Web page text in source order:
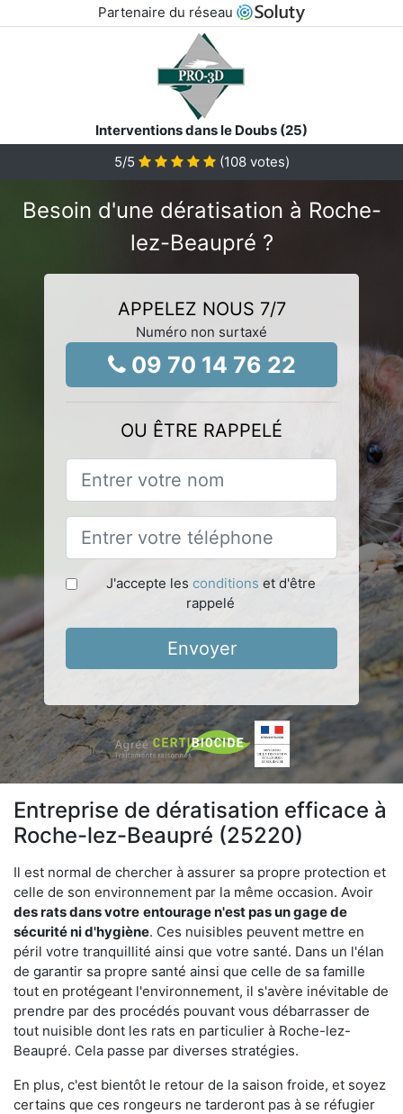
Partenaire du réseau
Interventions dans le Doubs (25)
5/5 (108votes)
Besoin d'une dératisation à Roche-
lez-Beaupré ?
APPELEZ NOUS 7/7
Numéro non surtaxé
09 70 14 76 22
OU ÊTRE RAPPELÉ
J'accepte les conditions et d'être
rappelé
Envoyer
Entreprise de dératisation efficace à
Roche-lez-Beaupré (25220)
Il est normal de chercher à assurer sa propre protection et
celle de son environnement par la même occasion. Avoir
des rats dans votre entourage n'est pas un gage de
sécurité ni d'hygiène. Ces nuisibles peuvent mettre en
péril votre tranquillité ainsi que votre santé. Dans un l'élan
de garantir sa propre santé ainsi que celle de sa famille
tout en protégeant l'environnement, il s'avère inévitable de
prendre par des procédés pouvant vous débarrasser de
tout nuisible dont les rats en particulier à Roche-lez-
Beaupré. Cela passe par diverses stratégies.
En plus, c'est bientôt le retour de la saison froide, et soyez
certains que ces rongeurs ne tarderont pas à se réfugier